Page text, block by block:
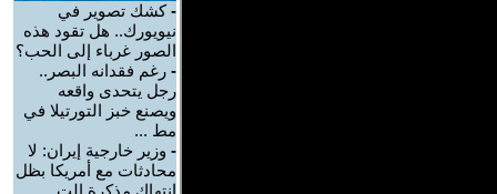
-كشك تصوير في
نيويورك.. هل تقود هذه
الصور غرباء إلى الحب؟
- رغم فقدانه البصر..
رجل يتحدى واقعه
ويصنع خبز التورتيلا في
مط ...
- وزير خارجية إيران: لا
محادثات مع أمريكا بظل
انتهاك مذكرة الت ...